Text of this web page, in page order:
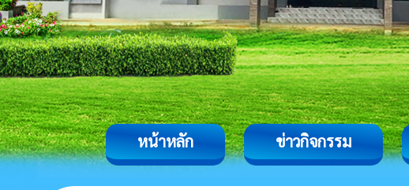
หน้าหลัก ข่าวกิจกรรม